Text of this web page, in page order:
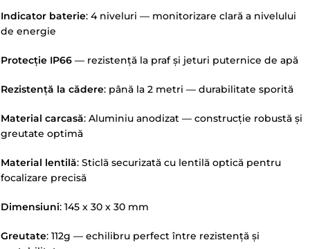
Indicator baterie: 4 niveluri — monitorizare clară a nivelului
de energie
Protecție IP66 — rezistență la praf și jeturi puternice de apă
Rezistență la cădere: până la 2 metri — durabilitate sporită
Material carcasă: Aluminiu anodizat — construcție robustă și
greutate optimă
Material lentilă: Sticlă securizată cu lentilă optică pentru
focalizare precisă
Dimensiuni: 145 x 30 x 30 mm
Greutate: 112g — echilibru perfect între rezistență și